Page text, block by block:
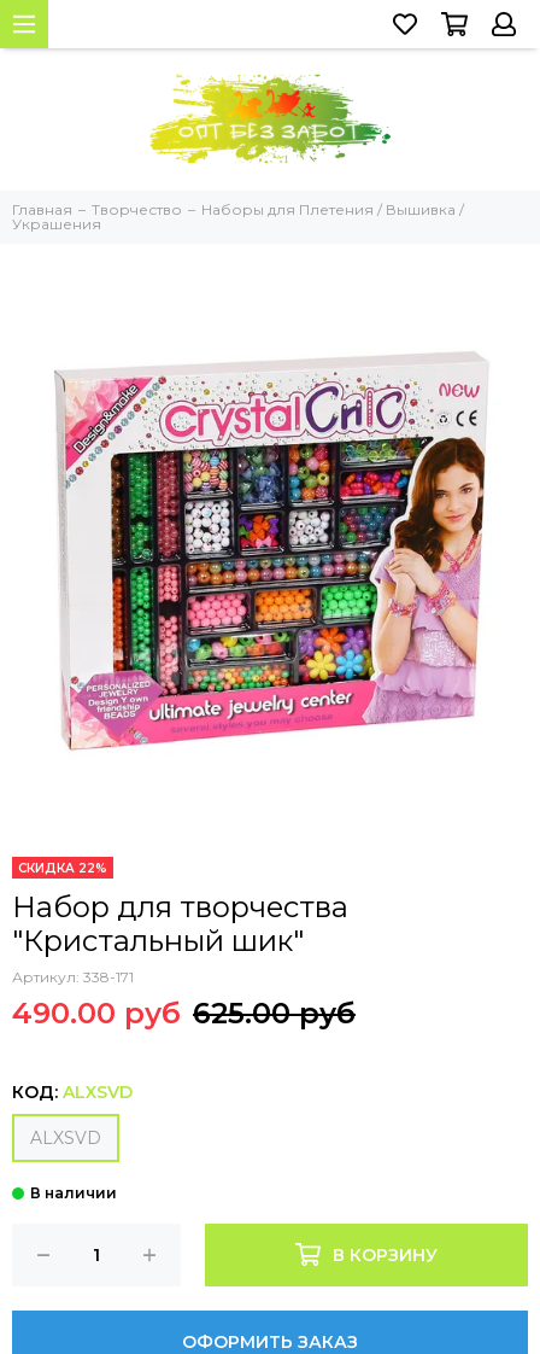
Главная Творчество
Наборы для Плетения / Вышивка /
Украшения
СКИДКА 22%
Набор для творчества
"Кристальный шик"
Артикул: 338-171
490.00 руб 625.00 руб
КОД: ALXSVD
ALXSVD
В КОРЗИНУ
ОФОРМИТЬ ЗАКАЗ